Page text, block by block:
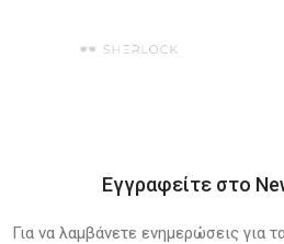
Εγγραφείτε στο
Για να λαμβάνετε ενημερώσεις για